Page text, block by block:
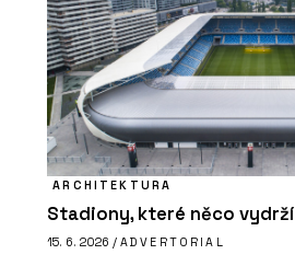
ARCHITEKTURA
Stadiony, které něco vydrží
15. 6. 2026 / ADVERTORIAL